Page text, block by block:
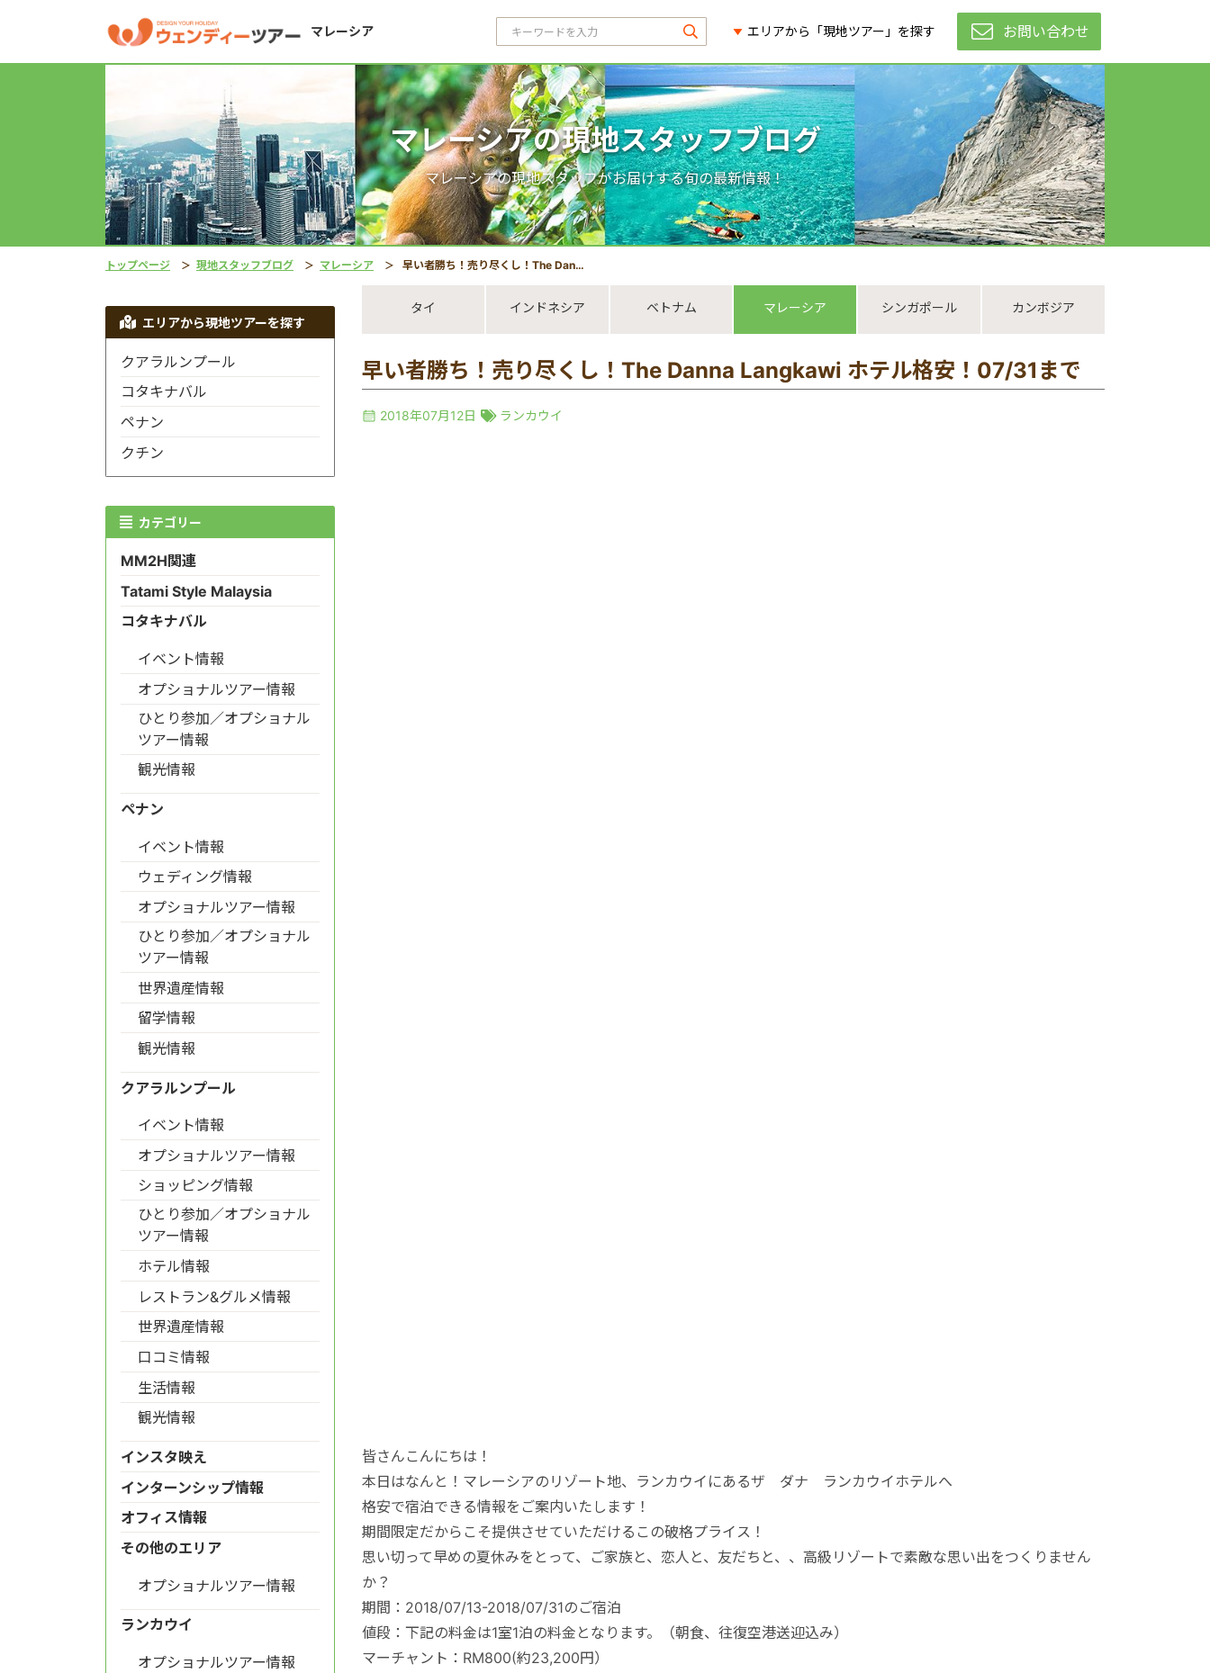
マレーシア エリアから「現地ツアー」を探す お問い合わせ
マレーシアの現地スタッフブログ
マレーシアの現地スタッフがお届けする旬の最新情報！
トップページ 現地スタッフブログ マレーシア 早い者勝ち！売り尽くし！The Danna Langkawi ホテル格安！07/31まで
タイ インドネシア ベトナム マレーシア シンガポール カンボジア
早い者勝ち！売り尽くし！The Danna Langkawi ホテル格安！07/31まで
2018年07月12日 ランカウイ
皆さんこんにちは！
本日はなんと！マレーシアのリゾート地、ランカウイにあるザ ダナ ランカウイホテルへ
格安で宿泊できる情報をご案内いたします！
期間限定だからこそ提供させていただけるこの破格プライス！
思い切って早めの夏休みをとって、ご家族と、恋人と、友だちと、、高級リゾートで素敵な思い出をつくりません
か？
期間：2018/07/13-2018/07/31のご宿泊
値段：下記の料金は1室1泊の料金となります。（朝食、往復空港送迎込み）
マーチャント：RM800(約23,200円）
エリアから現地ツアーを探す
クアラルンプール
コタキナバル
ペナン
クチン
カテゴリー
MM2H関連
Tatami Style Malaysia
コタキナバル
イベント情報
オプショナルツアー情報
ひとり参加／オプショナル
ツアー情報
観光情報
ペナン
イベント情報
ウェディング情報
オプショナルツアー情報
ひとり参加／オプショナル
ツアー情報
世界遺産情報
留学情報
観光情報
クアラルンプール
イベント情報
オプショナルツアー情報
ショッピング情報
ひとり参加／オプショナル
ツアー情報
ホテル情報
レストラン&グルメ情報
世界遺産情報
口コミ情報
生活情報
観光情報
インスタ映え
インターンシップ情報
オフィス情報
その他のエリア
オプショナルツアー情報
ランカウイ
オプショナルツアー情報